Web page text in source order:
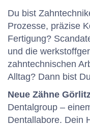
Du bist
Prozesse, präzise
Fertigung?
und die
zahntechnischen
Alltag? Dann bist
Neue Zähne
Dentalgroup –
Dentallabore. Dein